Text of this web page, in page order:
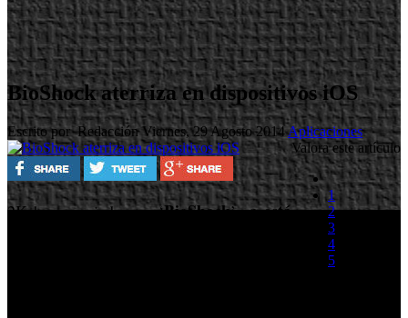
BioShock aterriza en dispositivos iOS
Escrito por RedacciónViernes, 29 Agosto 2014Aplicaciones
Valora este artículo
1
2
3
4
5
2K ha anunciado que ‘BioShock’ ya está